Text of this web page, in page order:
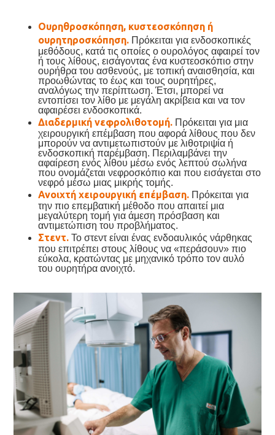
Ουρηθροσκόπηση, κυστεοσκόπηση ή
ουρητηροσκόπηση. Πρόκειται για ενδοσκοπικές
μεθόδους, κατά τις οποίες ο ουρολόγος αφαιρεί τον
ή τους λίθους, εισάγοντας ένα κυστεοσκόπιο στην
ουρήθρα του ασθενούς, με τοπική αναισθησία, και
προωθώντας το έως και τους ουρητήρες,
αναλόγως την περίπτωση. Έτσι, μπορεί να
εντοπίσει τον λίθο με μεγάλη ακρίβεια και να τον
αφαιρέσει ενδοσκοπικά.
Διαδερμική νεφρολιθοτομή. Πρόκειται για μια
χειρουργική επέμβαση που αφορά λίθους που δεν
μπορούν να αντιμετωπιστούν με λιθοτριψία ή
ενδοσκοπική παρέμβαση. Περιλαμβάνει την
αφαίρεση ενός λίθου μέσω ενός λεπτού σωλήνα
που ονομάζεται νεφροσκόπιο και που εισάγεται στο
νεφρό μέσω μιας μικρής τομής.
Ανοιχτή χειρουργική επέμβαση. Πρόκειται για
την πιο επεμβατική μέθοδο που απαιτεί μια
μεγαλύτερη τομή για άμεση πρόσβαση και
αντιμετώπιση του προβλήματος.
Στεντ.Το στεντ είναι ένας ενδοαυλικός νάρθηκας
που επιτρέπει στους λίθους να «περάσουν» πιο
εύκολα, κρατώντας με μηχανικό τρόπο τον αυλό
του ουρητήρα ανοιχτό.